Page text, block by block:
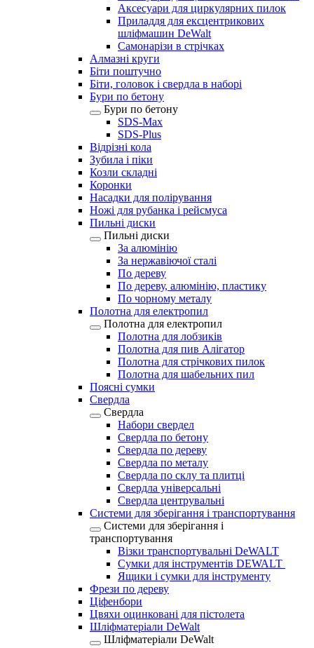
Аксесуари для циркулярних пилок
Приладдя для ексцентрикових
шліфмашин DeWalt
Самонарізи в стрічках
Алмазні круги
Біти поштучно
Біти, головок і свердла в наборі
Бури по бетону
Бури по бетону
SDS-Max
SDS-Plus
Відрізні кола
Зубила і піки
Козли складні
Коронки
Насадки для полірування
Ножі для рубанка і рейсмуса
Пильні диски
Пильні диски
За алюмінію
За нержавіючої сталі
По дереву
По дереву, алюмінію, пластику
По чорному металу
Полотна для електропил
Полотна для електропил
Полотна для лобзиків
Полотна для пив Алігатор
Полотна для стрічкових пилок
Полотна для шабельних пил
Поясні сумки
Свердла
Свердла
Набори свердел
Свердла по бетону
Свердла по дереву
Свердла по металу
Свердла по склу та плитці
Свердла універсальні
Свердла центрувальні
Системи для зберігання і транспортування
Системи для зберігання і
транспортування
Візки транспортувальні DeWALT
Сумки для інструментів DEWALT
Ящики і сумки для інструменту
Фрези по дереву
Ціфенбори
Цвяхи оцинковані для пістолета
Шліфматеріали DeWalt
Шліфматеріали DeWalt